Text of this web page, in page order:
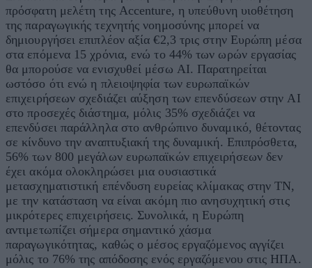
πρόσφατη μελέτη της Accenture, η υπεύθυνη υιοθέτηση
της παραγωγικής τεχνητής νοημοσύνης μπορεί να
δημιουργήσει επιπλέον αξία €2,3 τρις στην Ευρώπη μέσα
στα επόμενα 15 χρόνια, ενώ το 44% των ωρών εργασίας
θα μπορούσε να ενισχυθεί μέσω AI. Παρατηρείται
ωστόσο ότι ενώ η πλειοψηφία των ευρωπαϊκών
επιχειρήσεων σχεδιάζει αύξηση των επενδύσεων στην AI
στο προσεχές διάστημα, μόλις 35% σχεδιάζει να
επενδύσει παράλληλα στο ανθρώπινο δυναμικό, θέτοντας
σε κίνδυνο την αναπτυξιακή της δυναμική. Επιπρόσθετα,
56% των 800 μεγάλων ευρωπαϊκών επιχειρήσεων δεν
έχει ακόμα ολοκληρώσει μια ουσιαστικά
μετασχηματιστική επένδυση ευρείας κλίμακας στην ΤΝ,
με την κατάσταση να είναι ακόμη πιο ανησυχητική στις
μικρότερες επιχειρήσεις. Συνολικά, η Ευρώπη
αντιμετωπίζει σήμερα σημαντικό χάσμα
παραγωγικότητας, καθώς ο μέσος εργαζόμενος αγγίζει
μόλις το 76% της απόδοσης ενός εργαζόμενου στις ΗΠΑ.